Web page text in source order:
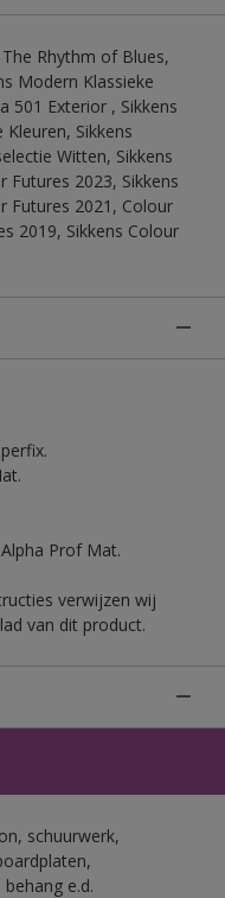
Rhythm of Blues,
Modern Klassieke
501 Exterior , Sikkens
Kleuren, Sikkens
Witten, Sikkens
Futures 2023, Sikkens
Futures 2021, Colour
2019, Sikkens Colour
Prof Mat.
verwijzen wij
van dit product.
schuurwerk,
e.d.